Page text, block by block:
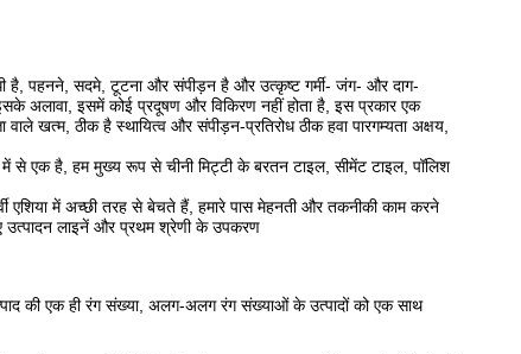
है, पहनने, सदमे, टूटना और संपीड़न है और उत्कृष्ट गर्मी- जंग- और दाग-
अलावा, इसमें कोई प्रदूषण और विकिरण नहीं होता है, इस प्रकार एक
खत्म, ठीक है स्थायित्व और संपीड़न-प्रतिरोध ठीक हवा पारगम्यता अक्षय,
में से एक है, हम मुख्य रूप से चीनी मिट्टी के बरतन टाइल, सीमेंट टाइल, पॉलिश
एशिया में अच्छी तरह से बेचते हैं, हमारे पास मेहनती और तकनीकी काम करने
उत्पादन लाइनें और प्रथम श्रेणी के उपकरण
की एक ही रंग संख्या, अलग-अलग रंग संख्याओं के उत्पादों को एक साथ